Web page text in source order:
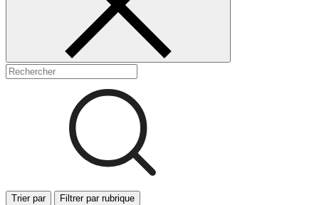
Trier par Filtrer par rubrique